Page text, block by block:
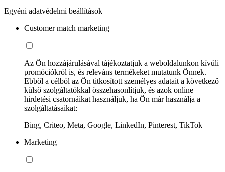
Egyéni adatvédelmi beállítások
Customer match marketing
Az Ön hozzájárulásával tájékoztatjuk a weboldalunkon kívüli
promóciókról is, és releváns termékeket mutatunk Önnek.
Ebből a célból az Ön titkosított személyes adatait a következő
külső szolgáltatókkal összehasonlítjuk, és azok online
hirdetési csatornáikat használjuk, ha Ön már használja a
szolgáltatásaikat:
Bing, Criteo, Meta, Google, LinkedIn, Pinterest, TikTok
Marketing